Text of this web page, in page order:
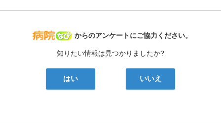
病院なび
からのアンケートにご協力ください。
知りたい情報は見つかりましたか?
はい いいえ